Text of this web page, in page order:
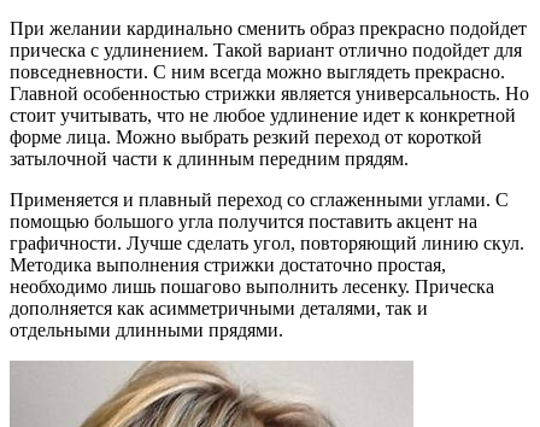
При желании кардинально сменить образ прекрасно подойдет
прическа с удлинением. Такой вариант отлично подойдет для
повседневности. С ним всегда можно выглядеть прекрасно.
Главной особенностью стрижки является универсальность. Но
стоит учитывать, что не любое удлинение идет к конкретной
форме лица. Можно выбрать резкий переход от короткой
затылочной части к длинным передним прядям.
Применяется и плавный переход со сглаженными углами. С
помощью большого угла получится поставить акцент на
графичности. Лучше сделать угол, повторяющий линию скул.
Методика выполнения стрижки достаточно простая,
необходимо лишь пошагово выполнить лесенку. Прическа
дополняется как асимметричными деталями, так и
отдельными длинными прядями.